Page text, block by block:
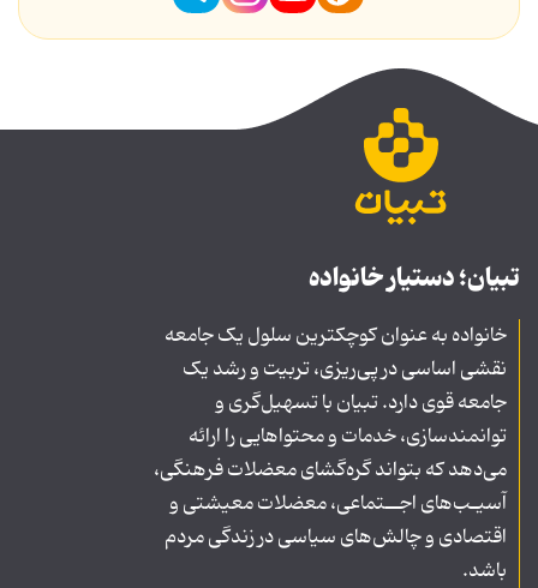
تبیان؛ دستیار خانواده
خانواده به عنوان کوچکترین سلول یک جامعه
نقشی اساسی در پی‌ریزی، تربیت و رشد یک
جامعه قوی دارد. تبیان با تسهیل‌گری و
توانمندسازی، خدمات و محتواهایی را ارائه
می‌دهد که بتواند گره‌گشای معضلات فرهنگی،
آسیـب‌های اجــتماعی، معضلات معیشتی و
اقتصادی و چالش‌های سیاسی در زندگی مردم
باشد.